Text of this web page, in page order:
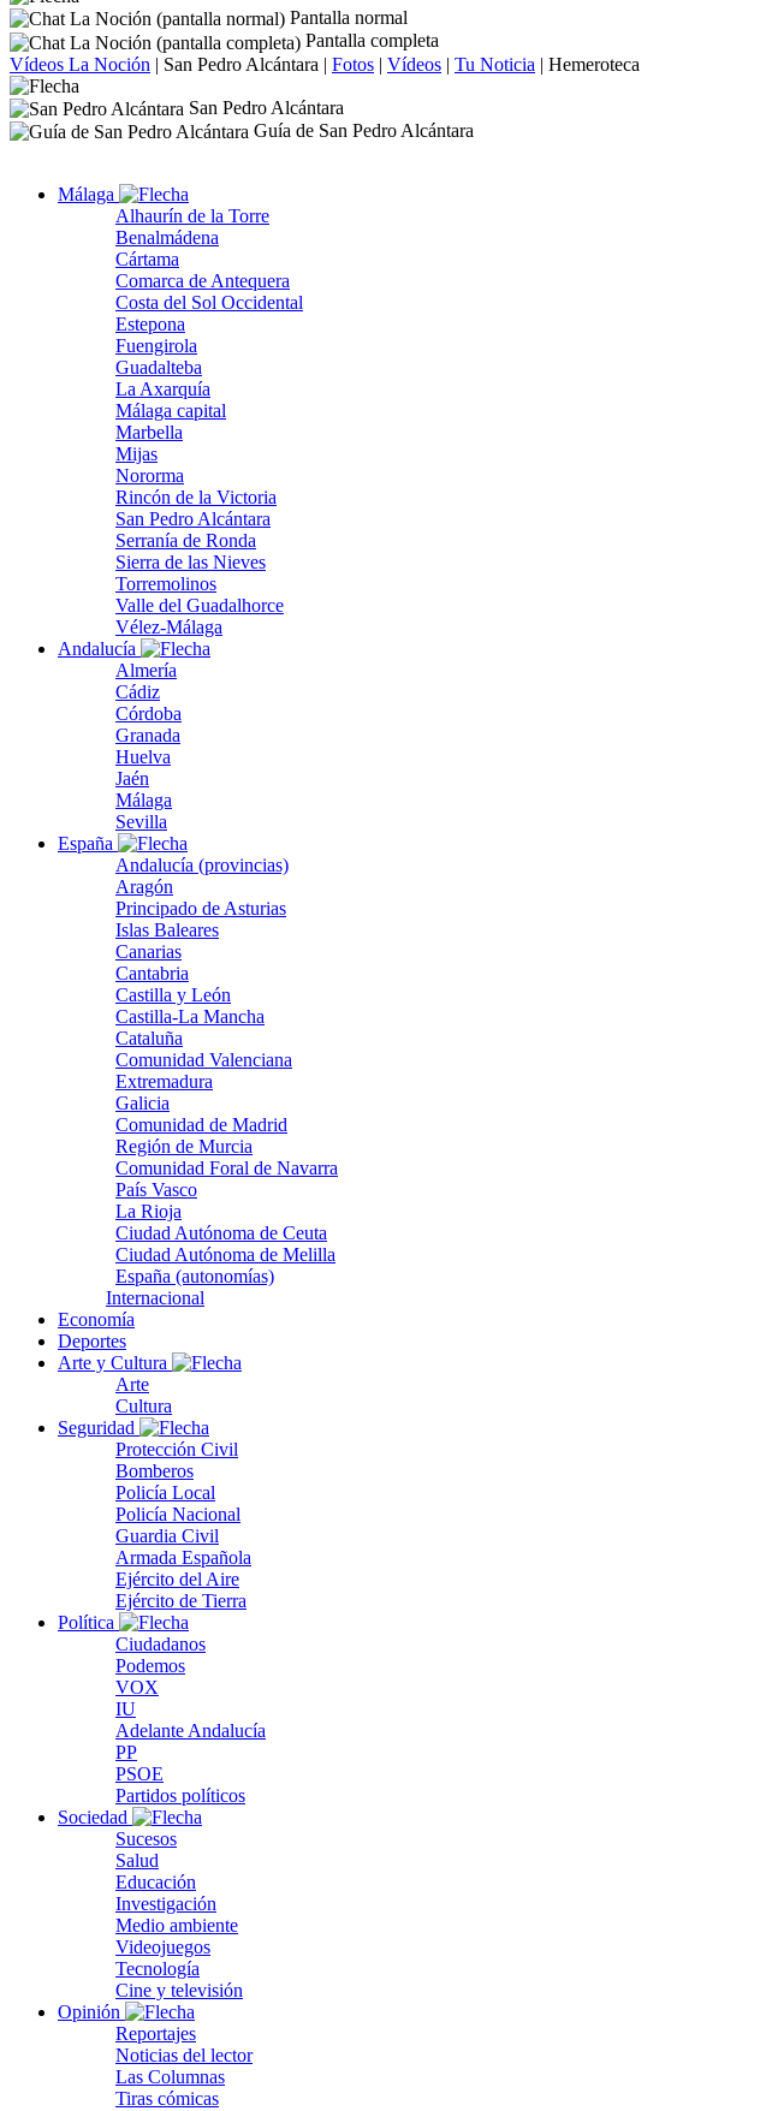
Pantalla normal
Pantalla completa
Vídeos La Noción | San Pedro Alcántara | Fotos | Vídeos | Tu Noticia | Hemeroteca
San Pedro Alcántara
Guía de San Pedro Alcántara
Málaga
Alhaurín de la Torre
Benalmádena
Cártama
Comarca de Antequera
Costa del Sol Occidental
Estepona
Fuengirola
Guadalteba
La Axarquía
Málaga capital
Marbella
Mijas
Nororma
Rincón de la Victoria
San Pedro Alcántara
Serranía de Ronda
Sierra de las Nieves
Torremolinos
Valle del Guadalhorce
Vélez-Málaga
Andalucía
Almería
Cádiz
Córdoba
Granada
Huelva
Jaén
Málaga
Sevilla
España
Andalucía (provincias)
Aragón
Principado de Asturias
Islas Baleares
Canarias
Cantabria
Castilla y León
Castilla-La Mancha
Cataluña
Comunidad Valenciana
Extremadura
Galicia
Comunidad de Madrid
Región de Murcia
Comunidad Foral de Navarra
País Vasco
La Rioja
Ciudad Autónoma de Ceuta
Ciudad Autónoma de Melilla
España (autonomías)
Internacional
Economía
Deportes
Arte y Cultura
Arte
Cultura
Seguridad
Protección Civil
Bomberos
Policía Local
Policía Nacional
Guardia Civil
Armada Española
Ejército del Aire
Ejército de Tierra
Política
Ciudadanos
Podemos
VOX
IU
Adelante Andalucía
PP
PSOE
Partidos políticos
Sociedad
Sucesos
Salud
Educación
Investigación
Medio ambiente
Videojuegos
Tecnología
Cine y televisión
Opinión
Reportajes
Noticias del lector
Las Columnas
Tiras cómicas